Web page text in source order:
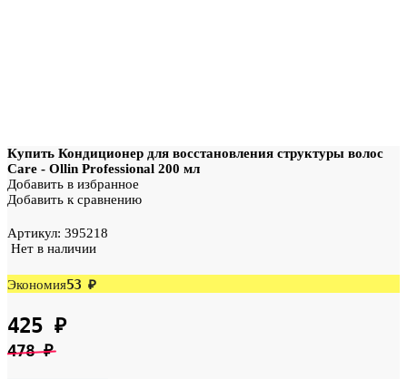
Купить Кондиционер для восстановления структуры волос
Care - Ollin Professional 200 мл
Добавить в избранное
Добавить к сравнению
Артикул: 395218
Нет в наличии
Экономия53 ₽
425 ₽
478₽